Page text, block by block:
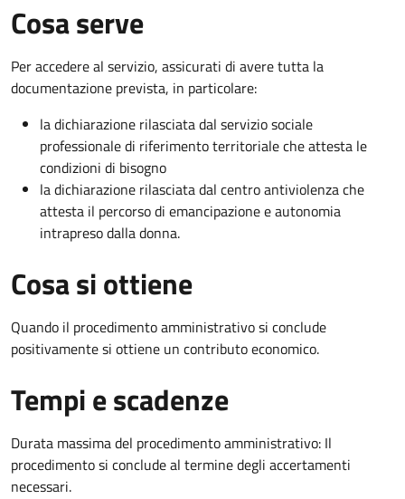
Cosa serve
Per accedere al servizio, assicurati di avere tutta la
documentazione prevista, in particolare:
la dichiarazione rilasciata dal servizio sociale
professionale di riferimento territoriale che attesta le
condizioni di bisogno
la dichiarazione rilasciata dal centro antiviolenza che
attesta il percorso di emancipazione e autonomia
intrapreso dalla donna.
Cosa si ottiene
Quando il procedimento amministrativo si conclude
positivamente si ottiene un contributo economico.
Tempi e scadenze
Durata massima del procedimento amministrativo: Il
procedimento si conclude al termine degli accertamenti
necessari.